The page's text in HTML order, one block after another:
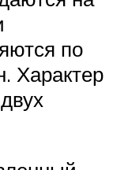
по
Характер